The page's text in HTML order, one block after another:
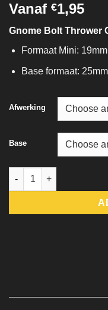
Vanaf €1,95
Gnome Bolt Thrower
Formaat Mini: 19mm
Base formaat: 25mm
Afwerking
Base
Gnome Bolt Thrower